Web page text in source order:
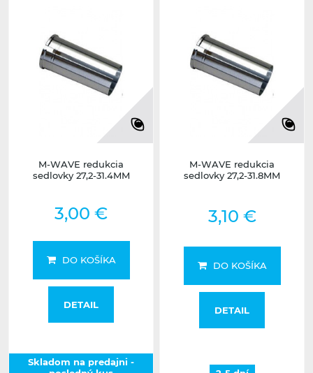
M-WAVE redukcia
sedlovky 27,2-31.4MM
3,00 €
DO KOŠÍKA
DETAIL
Skladom na predajni -
M-WAVE redukcia
sedlovky 27,2-31.8MM
3,10 €
DO KOŠÍKA
DETAIL